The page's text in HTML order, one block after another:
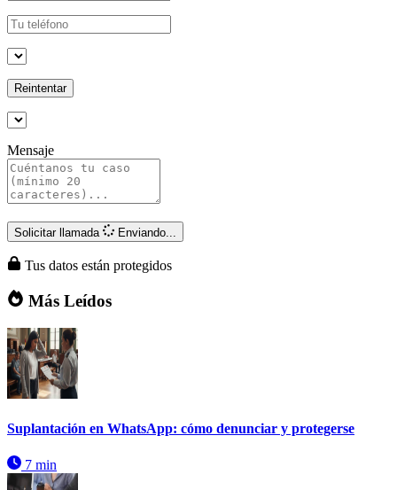
Reintentar
Mensaje
Solicitar llamada Enviando...
Tus datos están protegidos
Más Leídos
Suplantación en WhatsApp: cómo denunciar y protegerse
7 min